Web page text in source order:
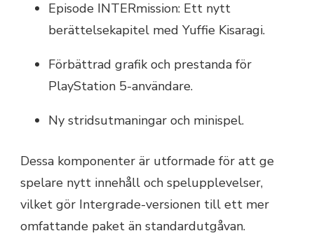
Episode INTERmission: Ett nytt
berättelsekapitel med Yuffie Kisaragi.
Förbättrad grafik och prestanda för
PlayStation 5-användare.
Ny stridsutmaningar och minispel.
Dessa komponenter är utformade för att ge
spelare nytt innehåll och spelupplevelser,
vilket gör Intergrade-versionen till ett mer
omfattande paket än standardutgåvan.